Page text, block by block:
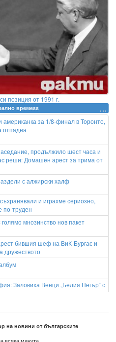
позиция от 1991 г.
времеss
американка за 1/8-финал в Торонто,
отпадна
продължило шест часа и
реши: Домашен арест за трима от
с алжирски халф
и играхме сериозно,
по-труден
мнозинство нов пакет
бившия шеф на ВиК-Бургас и
дружеството
Заловиха Венци „Белия Негър“ с
срещу Путин, руския петрол и газ
на новини от българските
всяка минута.